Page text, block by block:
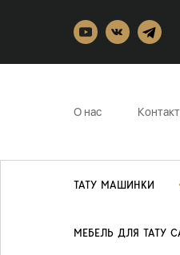
О нас
ТАТУ МАШИНКИ
МЕБЕЛЬ ДЛЯ ТАТУ